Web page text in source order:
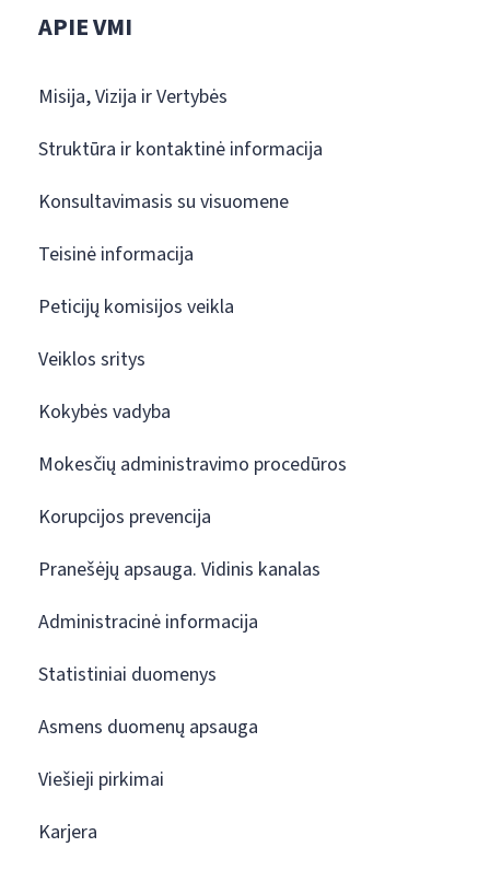
APIE VMI
Misija, Vizija ir Vertybės
Struktūra ir kontaktinė informacija
Konsultavimasis su visuomene
Teisinė informacija
Peticijų komisijos veikla
Veiklos sritys
Kokybės vadyba
Mokesčių administravimo procedūros
Korupcijos prevencija
Pranešėjų apsauga. Vidinis kanalas
Administracinė informacija
Statistiniai duomenys
Asmens duomenų apsauga
Viešieji pirkimai
Karjera